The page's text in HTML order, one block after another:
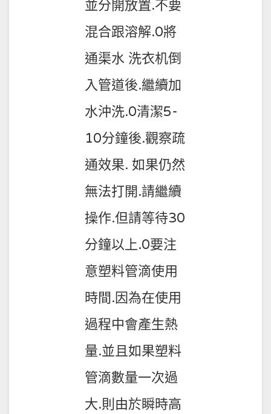
並分開放置.不要
混合跟溶解.0將
通渠水 洗衣机倒
入管道後.繼續加
水沖洗.0清潔5-
10分鐘後.觀察疏
通效果. 如果仍然
無法打開.請繼續
操作.但請等待30
分鐘以上.0要注
意塑料管滴使用
時間.因為在使用
過程中會產生熱
量.並且如果塑料
管滴數量一次過
大.則由於瞬時高